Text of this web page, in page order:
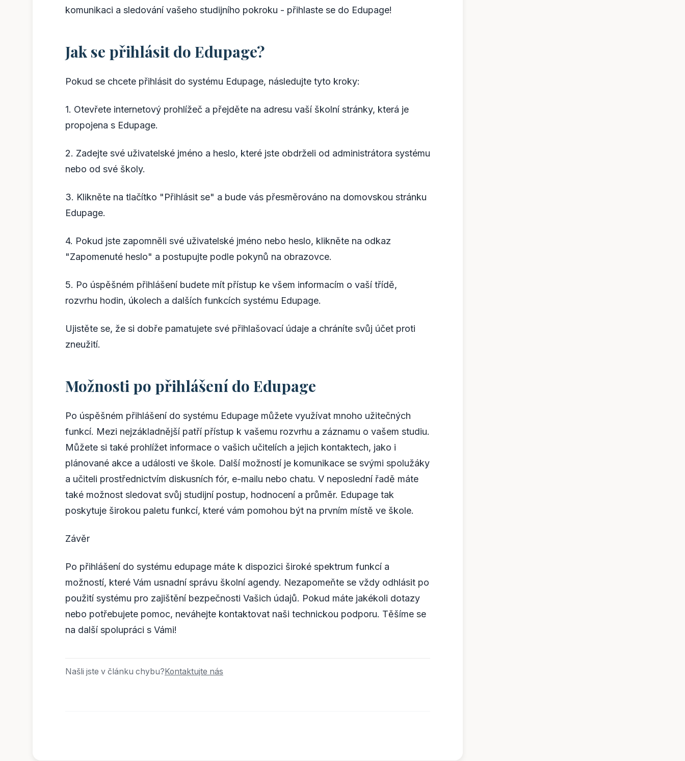
komunikaci a sledování vašeho studijního pokroku - přihlaste se do Edupage!
Jak se přihlásit do Edupage?
Pokud se chcete přihlásit do systému Edupage, následujte tyto kroky:
1. Otevřete internetový prohlížeč a přejděte na adresu vaší školní stránky, která je
propojena s Edupage.
2. Zadejte své uživatelské jméno a heslo, které jste obdrželi od administrátora systému
nebo od své školy.
3. Klikněte na tlačítko "Přihlásit se" a bude vás přesměrováno na domovskou stránku
Edupage.
4. Pokud jste zapomněli své uživatelské jméno nebo heslo, klikněte na odkaz
"Zapomenuté heslo" a postupujte podle pokynů na obrazovce.
5. Po úspěšném přihlášení budete mít přístup ke všem informacím o vaší třídě,
rozvrhu hodin, úkolech a dalších funkcích systému Edupage.
Ujistěte se, že si dobře pamatujete své přihlašovací údaje a chráníte svůj účet proti
zneužití.
Možnosti po přihlášení do Edupage
Po úspěšném přihlášení do systému Edupage můžete využívat mnoho užitečných
funkcí. Mezi nejzákladnější patří přístup k vašemu rozvrhu a záznamu o vašem studiu.
Můžete si také prohlížet informace o vašich učitelích a jejich kontaktech, jako i
plánované akce a události ve škole. Další možností je komunikace se svými spolužáky
a učiteli prostřednictvím diskusních fór, e-mailu nebo chatu. V neposlední řadě máte
také možnost sledovat svůj studijní postup, hodnocení a průměr. Edupage tak
poskytuje širokou paletu funkcí, které vám pomohou být na prvním místě ve škole.
Závěr
Po přihlášení do systému edupage máte k dispozici široké spektrum funkcí a
možností, které Vám usnadní správu školní agendy. Nezapomeňte se vždy odhlásit po
použití systému pro zajištění bezpečnosti Vašich údajů. Pokud máte jakékoli dotazy
nebo potřebujete pomoc, neváhejte kontaktovat naši technickou podporu. Těšíme se
na další spolupráci s Vámi!
Našli jste v článku chybu? Kontaktujte nás